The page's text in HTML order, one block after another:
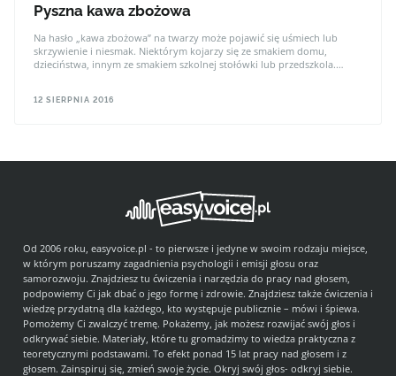
Pyszna kawa zbożowa
Na hasło „kawa zbożowa” na twarzy może pojawić się uśmiech lub
skrzywienie i niesmak. Niektórym kojarzy się ze smakiem domu,
dzieciństwa, innym ze smakiem szkolnej stołówki lub przedszkola.
możemy ten napój przygotować, by np. zastąpić nim tradycyjną kawę.
12 SIERPNIA 2016
Od 2006 roku, easyvoice.pl - to pierwsze i jedyne w swoim rodzaju miejsce,
w którym poruszamy zagadnienia psychologii i emisji głosu oraz
samorozwoju. Znajdziesz tu ćwiczenia i narzędzia do pracy nad głosem,
podpowiemy Ci jak dbać o jego formę i zdrowie. Znajdziesz także ćwiczenia i
wiedzę przydatną dla każdego, kto występuje publicznie – mówi i śpiewa.
Pomożemy Ci zwalczyć tremę. Pokażemy, jak możesz rozwijać swój głos i
odkrywać siebie. Materiały, które tu gromadzimy to wiedza praktyczna z
teoretycznymi podstawami. To efekt ponad 15 lat pracy nad głosem i z
głosem. Zainspiruj się, zmień swoje życie. Okryj swój głos- odkryj siebie.